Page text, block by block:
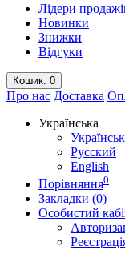
Лідери
Новинки
Знижки
Відгуки
Кошик: 0
Про нас Доставка
Українська
Русский
English
Порівняння0
Закладки (0)
Особистий